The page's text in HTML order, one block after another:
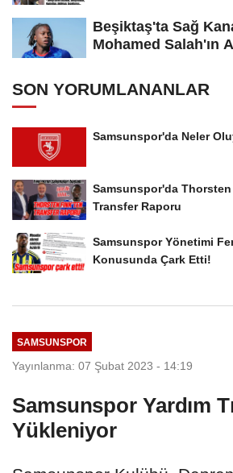
Beşiktaş'ta Sağ
Mohamed Salah'ın
SON YORUMLANANLAR
Samsunspor'da Neler
Samsunspor'da
Transfer Raporu
Samsunspor Yönetimi
Konusunda Çark Etti!
SAMSUNSPOR
Yayınlanma: 07 Şubat 2023 - 14:19
Samsunspor Yardım
Yükleniyor